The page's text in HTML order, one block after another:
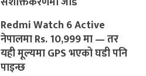
Redmi Watch 6 Active
नेपालमा Rs. 10,999 मा — तर
यही मूल्यमा GPS भएको घडी पनि
पाइन्छ